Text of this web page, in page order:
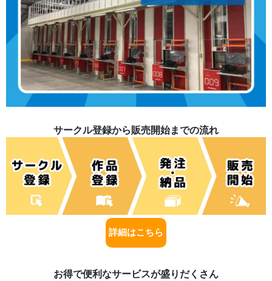
サークル登録から販売開始までの流れ
詳細はこちら
お得で便利なサービスが盛りだくさん